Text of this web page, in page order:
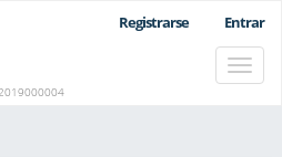
Registrarse Entrar
Toggle